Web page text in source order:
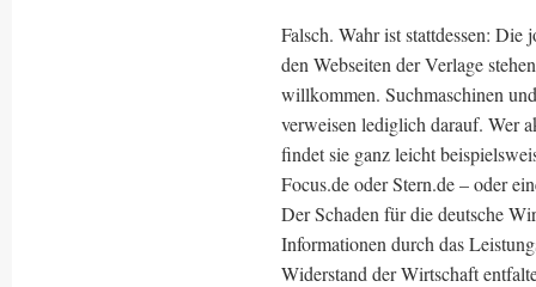
Falsch. Wahr ist stattdessen:
den Webseiten der Verlage
willkommen. Suchmaschinen
verweisen lediglich darauf. Wer
findet sie ganz leicht
Focus.de oder Stern.de – oder
Der Schaden für die deutsche
Informationen durch das
Widerstand der Wirtschaft